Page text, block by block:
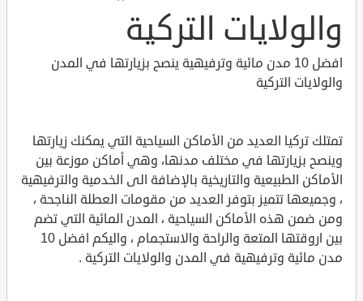
والولايات التركية
افضل 10 مدن مائية وترفيهية ينصح بزيارتها في المدن
والولايات التركية
تمتلك تركيا العديد من الأماكن السياحية التي يمكنك زيارتها
وينصح بزيارتها في مختلف مدنها، وهي أماكن موزعة بين
الأماكن الطبيعية والتاريخية بالإضافة الى الخدمية والترفيهية
، وجميعها تتميز بتوفر العديد من مقومات العطلة الناجحة ،
ومن ضمن هذه الأماكن السياحية ، المدن المائية التي تضم
بين اروقتها المتعة والراحة والاستجمام ، واليكم افضل 10
مدن مائية وترفيهية في المدن والولايات التركية .